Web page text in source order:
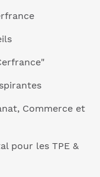
Commerce et
pour les TPE &